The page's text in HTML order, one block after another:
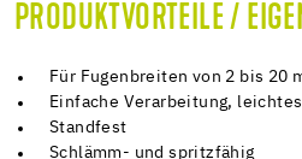
PRODUKTVORTEILE /
Für Fugenbreiten von 2 bis 20
Einfache Verarbeitung, leichtes
Standfest
Schlämm- und spritzfähig